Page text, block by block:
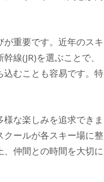
重要です。近年のスキ
線(JR)を選ぶことで、
むことも容易です。特
な楽しみを追求できま
ールが各スキー場に整
仲間との時間を大切に